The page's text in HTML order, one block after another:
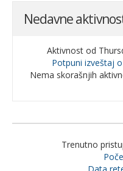
Nedavne
Aktivnost od
Potpuni izveštaj
Nema skorašnjih
Trenutno